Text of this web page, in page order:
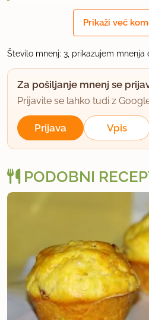
treba vzeti sveže, bolj trde
bo slabo. Lahko je le boljše.
uporabno
katti
član od 2005 2109 sporočil
10.8.2007 ob 11:56
Mufini so dobri, ampak za
5ko. Temperatura pečanja -
minut se mi zdi pa
Aja, okus muffinov mi paše
uporabno
Prikaži več
Število mnenj: 3, prikazujem mnenja
Za pošiljanje mnenj se
Prijavite se lahko tudi z
Prijava Vpis
PODOBNI